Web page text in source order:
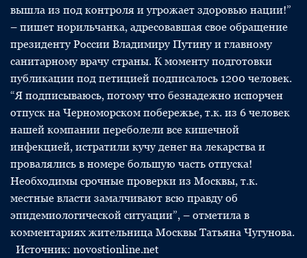
вышла из под контроля и угрожает здоровью нации!”
– пишет норильчанка, адресовавшая свое обращение
президенту России Владимиру Путину и главному
санитарному врачу страны. К моменту подготовки
публикации под петицией подписалось 1200 человек.
“Я подписываюсь, потому что безнадежно испорчен
отпуск на Черноморском побережье, т.к. из 6 человек
нашей компании переболели все кишечной
инфекцией, истратили кучу денег на лекарства и
провалялись в номере большую часть отпуска!
Необходимы срочные проверки из Москвы, т.к.
местные власти замалчивают всю правду об
эпидемиологической ситуации”, – отметила в
комментариях жительница Москвы Татьяна Чугунова.
Источник: novostionline.net